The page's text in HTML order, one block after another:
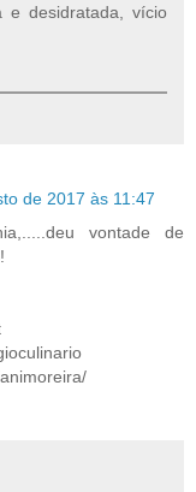
e desidratada, vício
de 2017 às 11:47
vontade de